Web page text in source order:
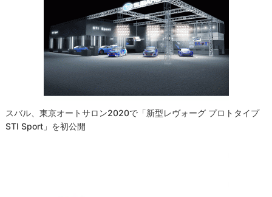
スバル、東京オートサロン2020で「新型レヴォーグ プロトタイプ
STI Sport」を初公開